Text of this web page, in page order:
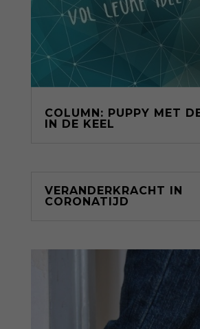
COLUMN: PUPPY MET
IN DE KEEL
VERANDERKRACHT IN
CORONATIJD